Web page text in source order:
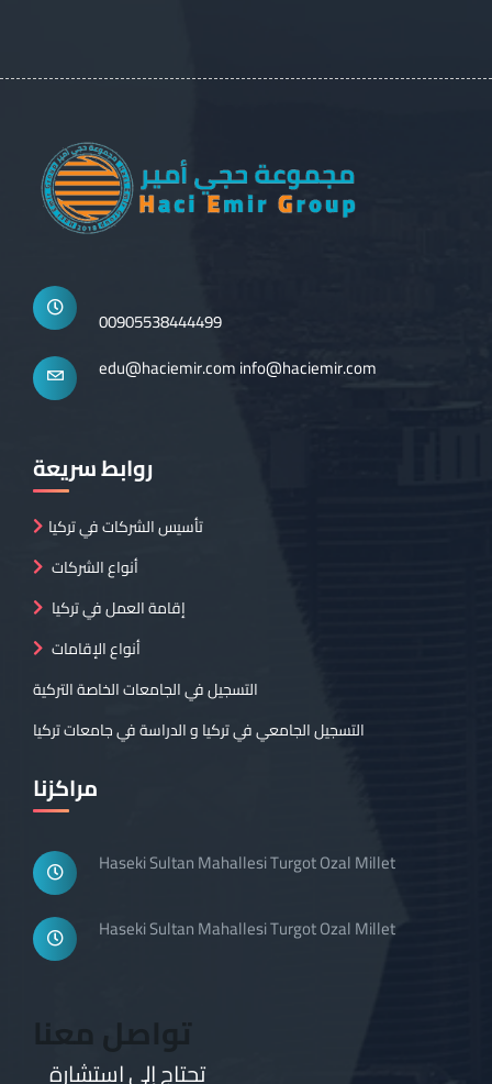
00905538444499
edu@haciemir.cominfo@haciemir.com
روابط سريعة
تأسيس الشركات في تركيا
أنواع الشركات
إقامة العمل في تركيا
أنواع الإقامات
التسجيل في الجامعات الخاصة التركية
التسجيل الجامعي في تركيا و الدراسة في جامعات تركيا
مراكزنا
Haseki Sultan Mahallesi Turgot Ozal Millet
Haseki Sultan Mahallesi Turgot Ozal Millet
تواصل معنا
تحتاج إلى استشارة